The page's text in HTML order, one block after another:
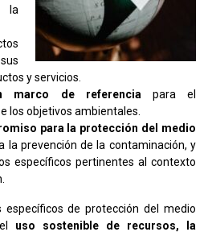
y servicios.
marco de referencia para el
los objetivos ambientales.
para la protección del medio
la prevención de la contaminación, y
específicos pertinentes al contexto
específicos de protección del medio
uso sostenible de recursos, la